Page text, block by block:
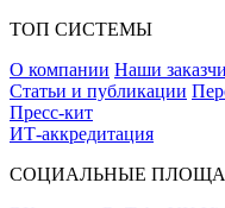
ТОП СИСТЕМЫ
О компании Наши
Статьи и публикации
Пресс-кит
ИТ-аккредитация
СОЦИАЛЬНЫЕ